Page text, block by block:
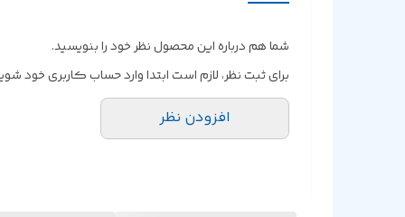
شما هم درباره این محصول نظر خود را بنویسید.
برای ثبت نظر، لازم است ابتدا وارد حساب کاربری خود
افزودن نظر